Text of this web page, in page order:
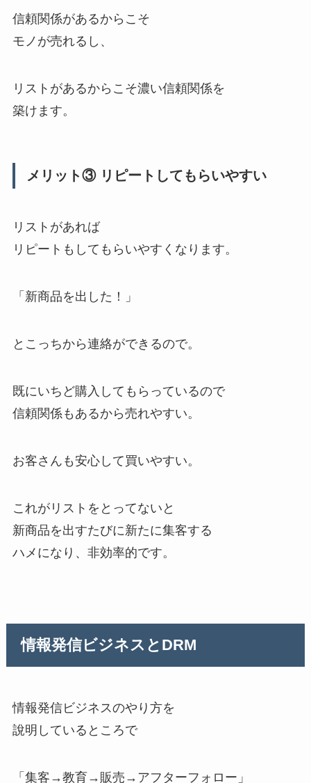
信頼関係があるからこそ
モノが売れるし、
リストがあるからこそ濃い信頼関係を
築けます。
メリット③ リピートしてもらいやすい
リストがあれば
リピートもしてもらいやすくなります。
「新商品を出した！」
とこっちから連絡ができるので。
既にいちど購入してもらっているので
信頼関係もあるから売れやすい。
お客さんも安心して買いやすい。
これがリストをとってないと
新商品を出すたびに新たに集客する
ハメになり、非効率的です。
情報発信ビジネスとDRM
情報発信ビジネスのやり方を
說明しているところで
「集客→教育→販売→アフターフォロー」